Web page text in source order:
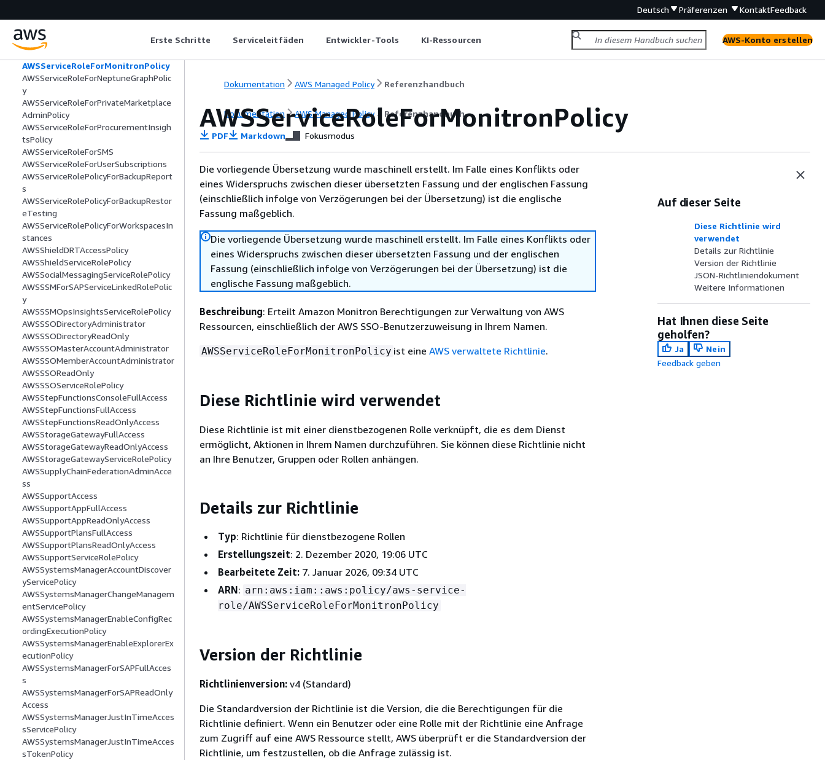
Deutsch Präferenzen KontaktFeedback
Erste Schritte Serviceleitfäden Entwickler-Tools KI-Ressourcen AWS-Konto erstellen
AWSServiceRoleForImageBuilder
AWSServiceRoleForIoTSiteWise
AWSServiceRoleForLogDeliveryPolicy
AWSServiceRoleForMonitronPolicy
AWSServiceRoleForNeptuneGraphPolic
y
AWSServiceRoleForPrivateMarketplace
AdminPolicy
AWSServiceRoleForProcurementInsigh
tsPolicy
AWSServiceRoleForSMS
AWSServiceRoleForUserSubscriptions
AWSServiceRolePolicyForBackupReport
s
AWSServiceRolePolicyForBackupRestor
eTesting
AWSServiceRolePolicyForWorkspacesIn
stances
AWSShieldDRTAccessPolicy
AWSShieldServiceRolePolicy
AWSSocialMessagingServiceRolePolicy
AWSSSMForSAPServiceLinkedRolePolic
y
AWSSSMOpsInsightsServiceRolePolicy
AWSSSODirectoryAdministrator
AWSSSODirectoryReadOnly
AWSSSOMasterAccountAdministrator
AWSSSOMemberAccountAdministrator
AWSSSOReadOnly
AWSSSOServiceRolePolicy
AWSStepFunctionsConsoleFullAccess
AWSStepFunctionsFullAccess
AWSStepFunctionsReadOnlyAccess
AWSStorageGatewayFullAccess
AWSStorageGatewayReadOnlyAccess
AWSStorageGatewayServiceRolePolicy
AWSSupplyChainFederationAdminAcce
ss
AWSSupportAccess
AWSSupportAppFullAccess
AWSSupportAppReadOnlyAccess
AWSSupportPlansFullAccess
AWSSupportPlansReadOnlyAccess
AWSSupportServiceRolePolicy
AWSSystemsManagerAccountDiscover
yServicePolicy
AWSSystemsManagerChangeManagem
entServicePolicy
AWSSystemsManagerEnableConfigRec
ordingExecutionPolicy
AWSSystemsManagerEnableExplorerEx
ecutionPolicy
AWSSystemsManagerForSAPFullAcces
s
AWSSystemsManagerForSAPReadOnly
Access
AWSSystemsManagerJustInTimeAcces
sServicePolicy
AWSSystemsManagerJustInTimeAcces
sTokenPolicy
Dokumentation AWS Managed Policy Referenzhandbuch
Dokumentation AWS Managed Policy Referenzhandbuch
AWSServiceRoleForMonitronPolicy
PDF Markdown Fokusmodus
Die vorliegende Übersetzung wurde maschinell erstellt. Im Falle eines Konflikts oder
eines Widerspruchs zwischen dieser übersetzten Fassung und der englischen Fassung
(einschließlich infolge von Verzögerungen bei der Übersetzung) ist die englische
Fassung maßgeblich.
Die vorliegende Übersetzung wurde maschinell erstellt. Im Falle eines Konflikts oder
eines Widerspruchs zwischen dieser übersetzten Fassung und der englischen
Fassung (einschließlich infolge von Verzögerungen bei der Übersetzung) ist die
englische Fassung maßgeblich.
Beschreibung: Erteilt Amazon Monitron Berechtigungen zur Verwaltung von AWS
Ressourcen, einschließlich der AWS SSO-Benutzerzuweisung in Ihrem Namen.
AWSServiceRoleForMonitronPolicy ist eine AWS verwaltete Richtlinie.
Diese Richtlinie wird verwendet
Diese Richtlinie ist mit einer dienstbezogenen Rolle verknüpft, die es dem Dienst
ermöglicht, Aktionen in Ihrem Namen durchzuführen. Sie können diese Richtlinie nicht
an Ihre Benutzer, Gruppen oder Rollen anhängen.
Details zur Richtlinie
Typ: Richtlinie für dienstbezogene Rollen
Erstellungszeit: 2. Dezember 2020, 19:06 UTC
Bearbeitete Zeit: 7. Januar 2026, 09:34 UTC
ARN: arn:aws:iam::aws:policy/aws-service-
role/AWSServiceRoleForMonitronPolicy
Version der Richtlinie
Richtlinienversion: v4 (Standard)
Die Standardversion der Richtlinie ist die Version, die die Berechtigungen für die
Richtlinie definiert. Wenn ein Benutzer oder eine Rolle mit der Richtlinie eine Anfrage
zum Zugriff auf eine AWS Ressource stellt, AWS überprüft er die Standardversion der
Richtlinie, um festzustellen, ob die Anfrage zulässig ist.
Auf dieser Seite
Diese Richtlinie wird
verwendet
Details zur Richtlinie
Version der Richtlinie
JSON-Richtliniendokument
Weitere Informationen
Hat Ihnen diese Seite
geholfen?
Ja
Nein
Feedback geben